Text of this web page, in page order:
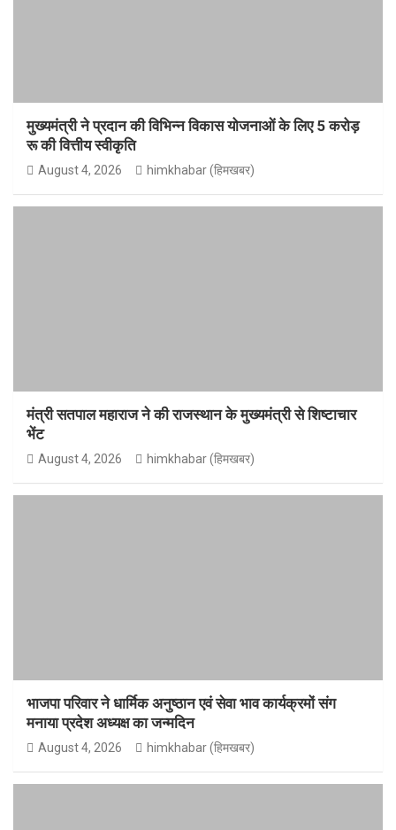
मुख्यमंत्री ने प्रदान की विभिन्न विकास योजनाओं के लिए 5 करोड़
रू की वित्तीय स्वीकृति
August 4, 2026 himkhabar (हिमखबर)
मंत्री सतपाल महाराज ने की राजस्थान के मुख्यमंत्री से शिष्टाचार
भेंट
August 4, 2026 himkhabar (हिमखबर)
भाजपा परिवार ने धार्मिक अनुष्ठान एवं सेवा भाव कार्यक्रमों संग
मनाया प्रदेश अध्यक्ष का जन्मदिन
August 4, 2026 himkhabar (हिमखबर)